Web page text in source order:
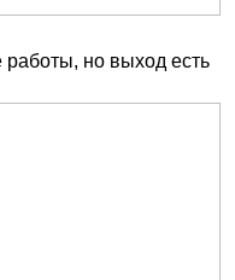
но выход есть